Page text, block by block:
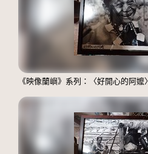
《映像蘭嶼》系列：〈好開心的阿嬤〉